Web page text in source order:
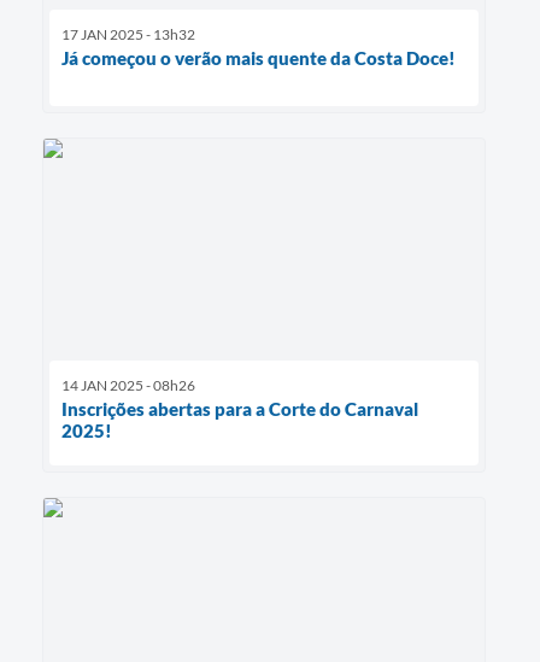
17 JAN 2025 - 13h32
Já começou o verão mais quente da Costa Doce!
14 JAN 2025 - 08h26
Inscrições abertas para a Corte do Carnaval
2025!